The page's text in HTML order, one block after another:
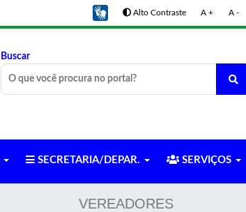
Alto Contraste A + A -
Buscar
SECRETARIA/DEPAR. SERVIÇOS
VEREADORES